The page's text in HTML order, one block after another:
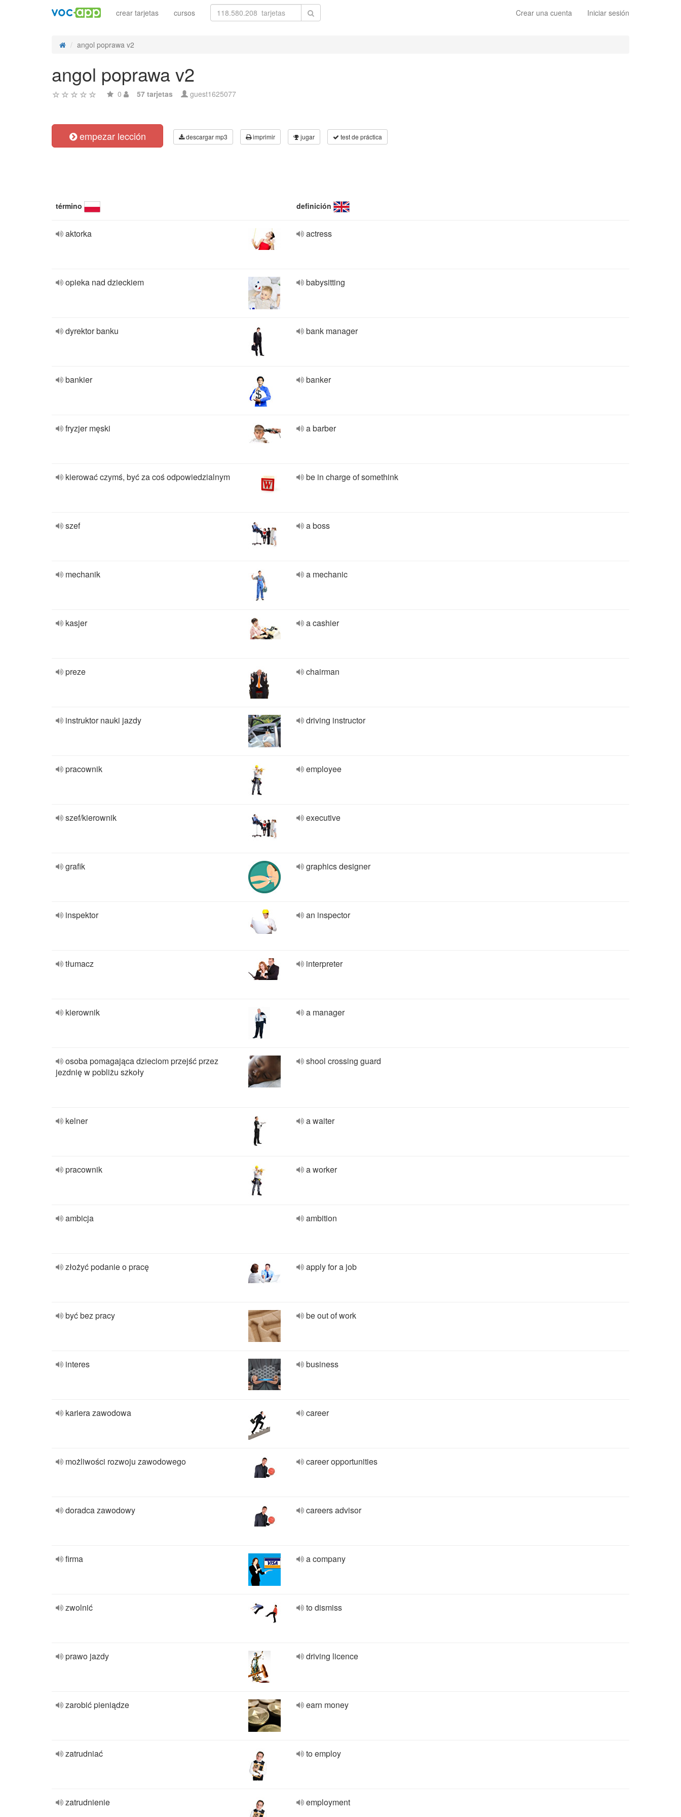
Crear una cuenta Iniciar sesión
crear tarjetas cursos
angol poprawa v2
angol poprawa v2
0 57 tarjetas guest1625077
empezar lección descargar mp3 imprimir jugar test de práctica
término definición
aktorka actress
opieka nad dzieckiem babysitting
dyrektor banku bank manager
bankier banker
fryzjer męski a barber
kierować czymś, być za coś odpowiedzialnym be in charge of somethink
szef a boss
mechanik a mechanic
kasjer a cashier
preze chairman
instruktor nauki jazdy driving instructor
pracownik employee
szef/kierownik executive
grafik graphics designer
inspektor an inspector
tłumacz interpreter
kierownik a manager
osoba pomagająca dzieciom przejść przez
jezdnię w pobliżu szkoły
shool crossing guard
kelner a waiter
pracownik a worker
ambicja ambition
złożyć podanie o pracę apply for a job
być bez pracy be out of work
interes business
kariera zawodowa career
możliwości rozwoju zawodowego career opportunities
doradca zawodowy careers advisor
firma a company
zwolnić to dismiss
prawo jazdy driving licence
zarobić pieniądze earn money
zatrudniać to employ
zatrudnienie employment